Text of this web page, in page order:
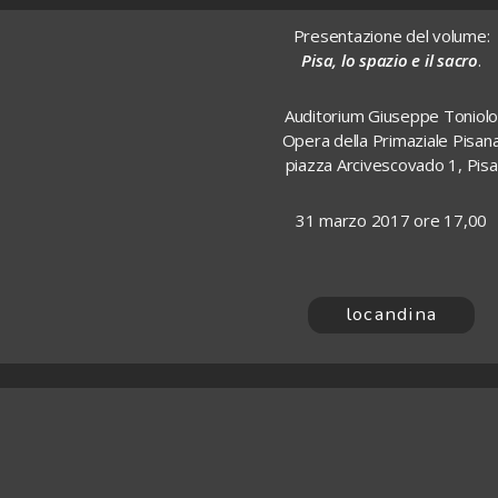
Presentazione del volume:
Pisa, lo spazio e il sacro.
Auditorium Giuseppe Toniolo
Opera della Primaziale
piazza Arcivescovado 1, Pisa
31 marzo 2017 ore 17,00
locandina